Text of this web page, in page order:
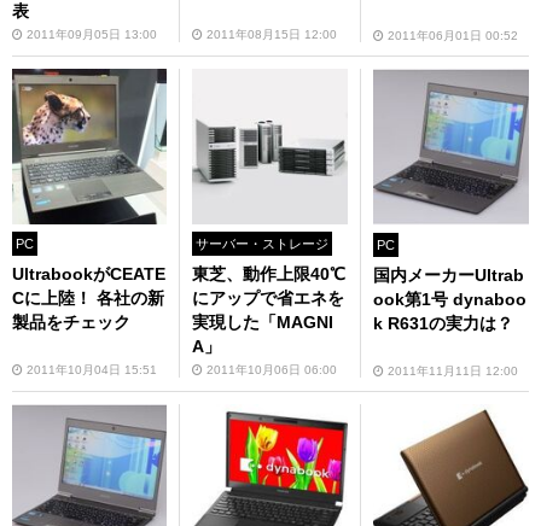
表
2011年09月05日 13:00 2011年08月15日 12:00 2011年06月01日 00:52
PC
UltrabookがCEATE
Cに上陸！ 各社の新
製品をチェック
2011年10月04日 15:51
サーバー・ストレージ
東芝、動作上限40℃
にアップで省エネを
実現した「MAGNI
A」
2011年10月06日 06:00
PC
国内メーカーUltrab
ook第1号 dynaboo
k R631の実力は？
2011年11月11日 12:00